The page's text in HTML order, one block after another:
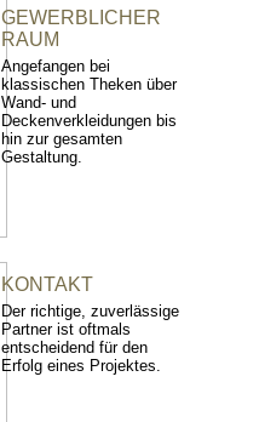
GEWERBLICHER
RAUM
Angefangen bei
klassischen Theken über
Wand- und
Deckenverkleidungen bis
hin zur gesamten
Gestaltung.
KONTAKT
Der richtige, zuverlässige
Partner ist oftmals
entscheidend für den
Erfolg eines Projektes.